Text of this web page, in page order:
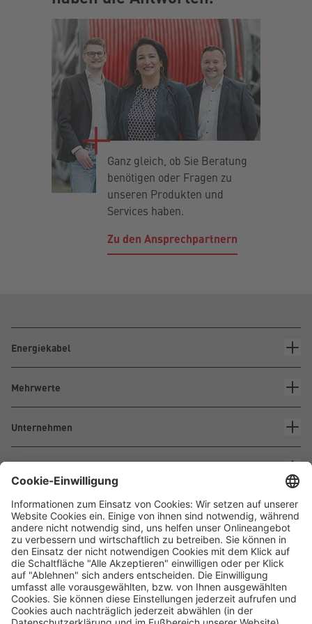
Ganz gleich, ob Sie Beratung
benötigen oder Fragen zu
unseren Produkten und
Services haben.
Zu den Ansprechpartnern
Energiekabel
Mehrwerte
Unternehmen
Waskönig+Walter
Kabel-Werk GmbH u. Co. KG
Ostermoorstraße 77
26683 Saterland